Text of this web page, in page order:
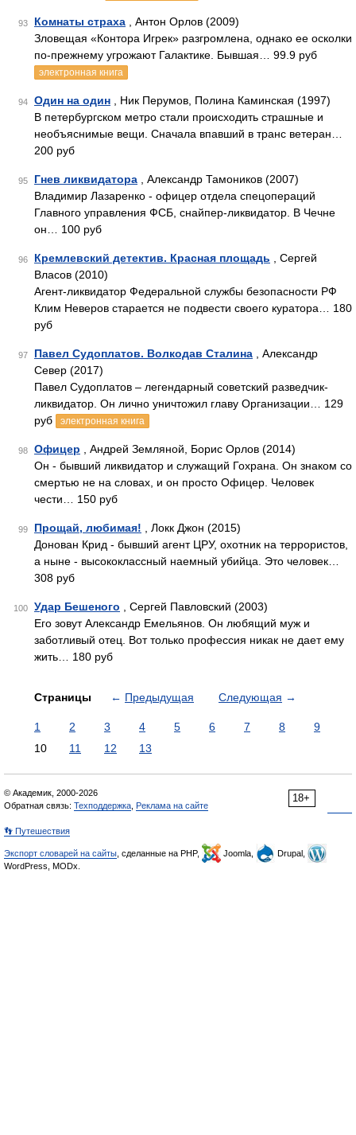
93 Комнаты страха , Антон Орлов (2009)
Зловещая «Контора Игрек» разгромлена, однако ее осколки
по-прежнему угрожают Галактике. Бывшая… 99.9 руб
электронная книга
94 Один на один , Ник Перумов, Полина Каминская (1997)
В петербургском метро стали происходить страшные и
необъяснимые вещи. Сначала впавший в транс ветеран…
200 руб
95 Гнев ликвидатора , Александр Тамоников (2007)
Владимир Лазаренко - офицер отдела спецопераций
Главного управления ФСБ, снайпер-ликвидатор. В Чечне
он… 100 руб
96 Кремлевский детектив. Красная площадь , Сергей
Власов (2010)
Агент-ликвидатор Федеральной службы безопасности РФ
Клим Неверов старается не подвести своего куратора… 180
руб
97 Павел Судоплатов. Волкодав Сталина , Александр
Север (2017)
Павел Судоплатов – легендарный советский разведчик-
ликвидатор. Он лично уничтожил главу Организации… 129
руб
электронная книга
98 Офицер , Андрей Земляной, Борис Орлов (2014)
Он - бывший ликвидатор и служащий Гохрана. Он знаком со
смертью не на словах, и он просто Офицер. Человек
чести… 150 руб
99 Прощай, любимая! , Локк Джон (2015)
Донован Крид - бывший агент ЦРУ, охотник на террористов,
а ныне - высококлассный наемный убийца. Это человек…
308 руб
100 Удар Бешеного , Сергей Павловский (2003)
Его зовут Александр Емельянов. Он любящий муж и
заботливый отец. Вот только профессия никак не дает ему
жить… 180 руб
Страницы ← Предыдущая Следующая →
1 2 3 4 5 6 7 8
9
10
11 12 13
18+
© Академик, 2000-2026
Обратная связь: Техподдержка Реклама на сайте
👣 Путешествия
Экспорт словарей на сайты , сделанные на PHP, Joomla,
Drupal,
WordPress, MODx.